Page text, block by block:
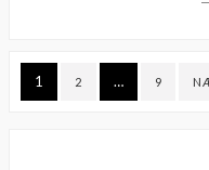
1 2 … 9